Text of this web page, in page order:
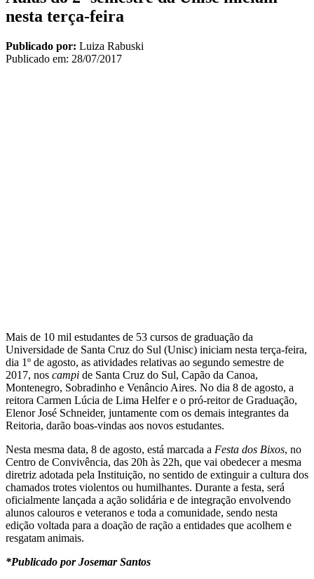
nesta terça-feira
Publicado por: Luiza Rabuski
Publicado em: 28/07/2017
Mais de 10 mil estudantes de 53 cursos de graduação da
Universidade de Santa Cruz do Sul (Unisc) iniciam nesta terça-feira,
dia 1º de agosto, as atividades relativas ao segundo semestre de
2017, nos campi de Santa Cruz do Sul, Capão da Canoa,
Montenegro, Sobradinho e Venâncio Aires. No dia 8 de agosto, a
reitora Carmen Lúcia de Lima Helfer e o pró-reitor de Graduação,
Elenor José Schneider, juntamente com os demais integrantes da
Reitoria, darão boas-vindas aos novos estudantes.
Nesta mesma data, 8 de agosto, está marcada a Festa dos Bixos, no
Centro de Convivência, das 20h às 22h, que vai obedecer a mesma
diretriz adotada pela Instituição, no sentido de extinguir a cultura dos
chamados trotes violentos ou humilhantes. Durante a festa, será
oficialmente lançada a ação solidária e de integração envolvendo
alunos calouros e veteranos e toda a comunidade, sendo nesta
edição voltada para a doação de ração a entidades que acolhem e
resgatam animais.
*Publicado por Josemar Santos